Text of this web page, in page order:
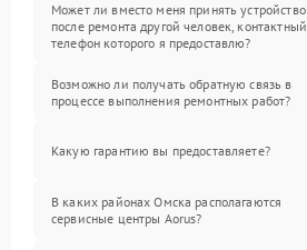
Может ли вместо меня принять устройство
после ремонта другой человек, контактный
телефон которого я предоставлю?
Возможно ли получать обратную связь в
процессе выполнения ремонтных работ?
Какую гарантию вы предоставляете?
В каких районах Омска располагаются
сервисные центры Aorus?